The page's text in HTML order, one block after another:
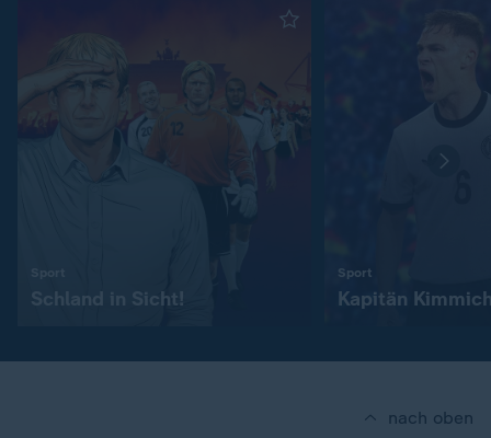
Schland in Sicht!
Sport
Kapitän
nach oben